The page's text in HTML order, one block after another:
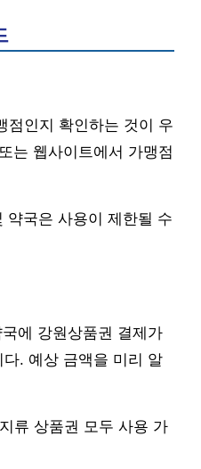
점인지 확인하는 것이 우
는 웹사이트에서 가맹점
약국은 사용이 제한될 수
에 강원상품권 결제가
. 예상 금액을 미리 알
류 상품권 모두 사용 가